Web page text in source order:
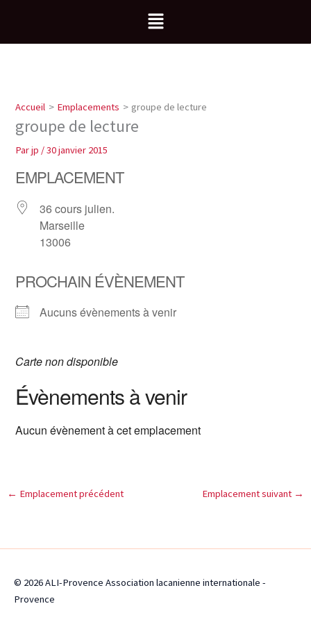
contenu
Menu
Accueil Emplacements groupe de lecture
groupe de lecture
Parjp /30 janvier 2015
EMPLACEMENT
36 cours julien.
Marseille
13006
PROCHAIN ÉVÈNEMENT
Aucuns évènements à venir
Carte non disponible
Évènements à venir
Aucun évènement à cet emplacement
← Emplacement précédent Emplacement suivant →
© 2026 ALI-Provence Association lacanienne internationale -
Provence